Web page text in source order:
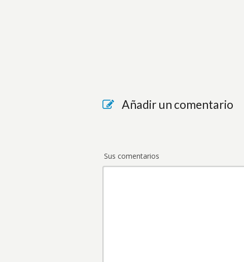
Añadir un comentario
Sus comentarios